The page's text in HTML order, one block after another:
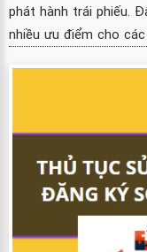
phát hành trái phiếu.
nhiều ưu điểm cho